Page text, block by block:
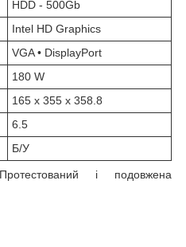
HDD - 500Gb
Intel HD Graphics
VGA • DisplayPort
180 W
165 x 355 x 358.8
6.5
Б/У
і подовжена